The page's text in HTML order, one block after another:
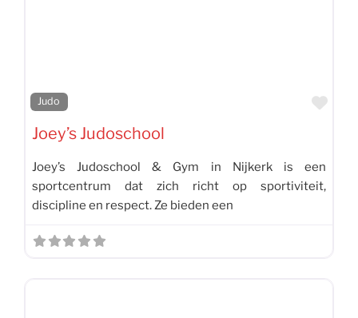
Judo
Joey’s Judoschool
Joey’s Judoschool & Gym in Nijkerk is een
sportcentrum dat zich richt op sportiviteit,
discipline en respect. Ze bieden een